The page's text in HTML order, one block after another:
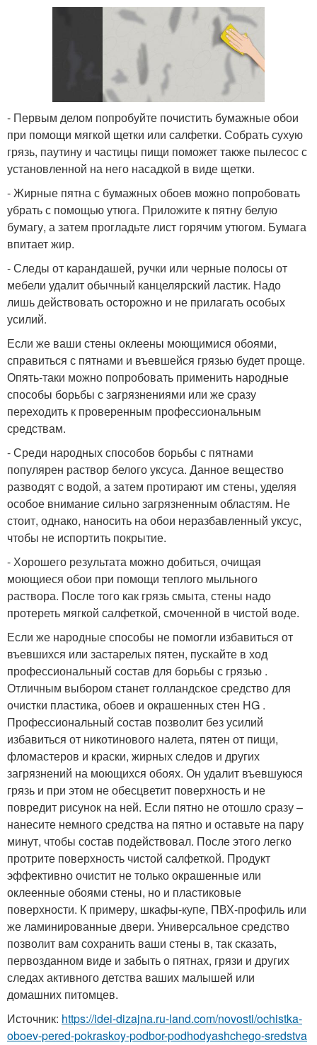
- Первым делом попробуйте почистить бумажные обои
при помощи мягкой щетки или салфетки. Собрать сухую
грязь, паутину и частицы пищи поможет также пылесос с
установленной на него насадкой в виде щетки.
- Жирные пятна с бумажных обоев можно попробовать
убрать с помощью утюга. Приложите к пятну белую
бумагу, а затем прогладьте лист горячим утюгом. Бумага
впитает жир.
- Следы от карандашей, ручки или черные полосы от
мебели удалит обычный канцелярский ластик. Надо
лишь действовать осторожно и не прилагать особых
усилий.
Если же ваши стены оклеены моющимися обоями,
справиться с пятнами и въевшейся грязью будет проще.
Опять-таки можно попробовать применить народные
способы борьбы с загрязнениями или же сразу
переходить к проверенным профессиональным
средствам.
- Среди народных способов борьбы с пятнами
популярен раствор белого уксуса. Данное вещество
разводят с водой, а затем протирают им стены, уделяя
особое внимание сильно загрязненным областям. Не
стоит, однако, наносить на обои неразбавленный уксус,
чтобы не испортить покрытие.
- Хорошего результата можно добиться, очищая
моющиеся обои при помощи теплого мыльного
раствора. После того как грязь смыта, стены надо
протереть мягкой салфеткой, смоченной в чистой воде.
Если же народные способы не помогли избавиться от
въевшихся или застарелых пятен, пускайте в ход
профессиональный состав для борьбы с грязью .
Отличным выбором станет голландское средство для
очистки пластика, обоев и окрашенных стен HG .
Профессиональный состав позволит без усилий
избавиться от никотинового налета, пятен от пищи,
фломастеров и краски, жирных следов и других
загрязнений на моющихся обоях. Он удалит въевшуюся
грязь и при этом не обесцветит поверхность и не
повредит рисунок на ней. Если пятно не отошло сразу –
нанесите немного средства на пятно и оставьте на пару
минут, чтобы состав подействовал. После этого легко
протрите поверхность чистой салфеткой. Продукт
эффективно очистит не только окрашенные или
оклеенные обоями стены, но и пластиковые
поверхности. К примеру, шкафы-купе, ПВХ-профиль или
же ламинированные двери. Универсальное средство
позволит вам сохранить ваши стены в, так сказать,
первозданном виде и забыть о пятнах, грязи и других
следах активного детства ваших малышей или
домашних питомцев.
Источник: https://idei-dizajna.ru-land.com/novosti/ochistka-
oboev-pered-pokraskoy-podbor-podhodyashchego-sredstva